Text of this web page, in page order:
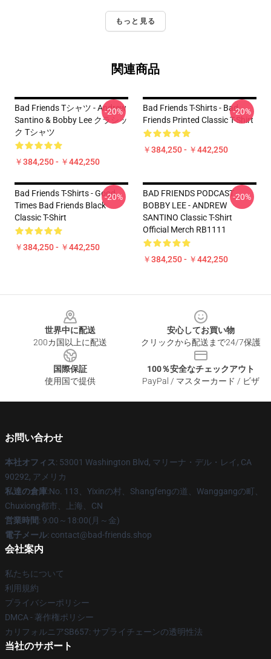
もっと見る
関連商品
Bad Friends Tシャツ - Andrew
Santino & Bobby Lee クラシッ
ク Tシャツ
￥384,250 - ￥442,250
-20%
Bad Friends T-Shirts - Bad
Friends Printed Classic T-Shirt
￥384,250 - ￥442,250
-20%
Bad Friends T-Shirts - Good
Times Bad Friends Black
Classic T-Shirt
￥384,250 - ￥442,250
-20%
BAD FRIENDS PODCAST -
BOBBY LEE - ANDREW
SANTINO Classic T-Shirt
Official Merch RB1111
￥384,250 - ￥442,250
-20%
世界中に配送
200カ国以上に配送
安心してお買い物
クリックから配送まで24/7保護
国際保証
使用国で提供
100％安全なチェックアウト
PayPal / マスターカード / ビザ
お問い合わせ
本社オフィス: 53001 Washington Blvd, マリーナ・デル・レイ, CA
90292, アメリカ
私達の倉庫:No. 113、Yixinの村、Shangfengの道、Wanggangの町、
Chuxiong都市、上海、CN
営業時間: 9:00～18:00(月～金)
電子メール: contact@bad-friends.shop
会社案内
私たちについて
利用規約
プライバシーポリシー
DMCA - 著作権ポリシー
カリフォルニアSB657: サプライチェーンの透明性法
当社のサポート